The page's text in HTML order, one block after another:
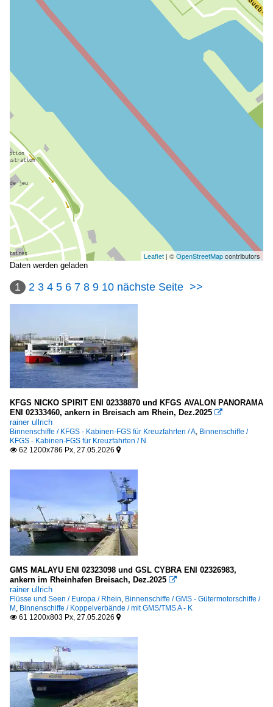
Leaflet | ©OpenStreetMapcontributors
Daten werden geladen
1 2 3 4 5 6 7 8 9 10 nächste Seite >>
KFGS NICKO SPIRIT ENI 02338870 und KFGS AVALON PANORAMA
ENI 02333460, ankern in Breisach am Rhein, Dez.2025 
rainer ullrich
Binnenschiffe / KFGS - Kabinen-FGS für Kreuzfahrten / A, Binnenschiffe /
KFGS - Kabinen-FGS für Kreuzfahrten / N
 62 1200x786 Px, 27.05.2026 
GMS MALAYU ENI 02323098 und GSL CYBRA ENI 02326983,
ankern im Rheinhafen Breisach, Dez.2025 
rainer ullrich
Flüsse und Seen / Europa / Rhein, Binnenschiffe / GMS - Gütermotorschiffe /
M , Binnenschiffe / Koppelverbände / mit GMS/TMS A - K
 61 1200x803 Px, 27.05.2026 